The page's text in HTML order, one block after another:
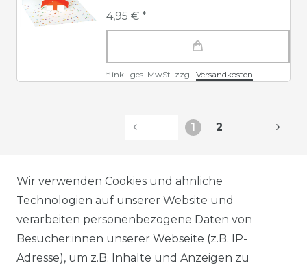
4,95 € *
* inkl. ges. MwSt. zzgl. Versandkosten
1 2
AGB
DATENSCHUTZERKLÄRUNG
Wir verwenden Cookies und ähnliche
Technologien auf unserer Website und
verarbeiten personenbezogene Daten von
Besucher:innen unserer Webseite (z.B. IP-
Adresse), um z.B. Inhalte und Anzeigen zu